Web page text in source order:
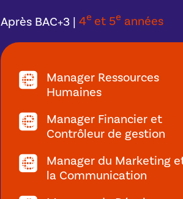
Après BAC+3 | 4e et 5e années
Manager Ressources
Humaines
Manager Financier et
Contrôleur de gestion
Manager du Marketing
la Communication